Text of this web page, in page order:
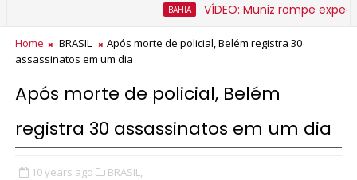
VÍDEO: Muniz rompe
na Bahia a partir de segunda-feira
Home BRASIL
Após morte de policial, Belém registra 30
assassinatos em um dia
Após morte de policial, Belém
registra 30 assassinatos em um dia
10 years ago BRASIL,